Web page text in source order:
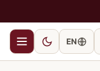
EN